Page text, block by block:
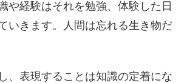
や経験はそれを勉強、体験した日
いきます。人間は忘れる生き物だ
、表現することは知識の定着にな